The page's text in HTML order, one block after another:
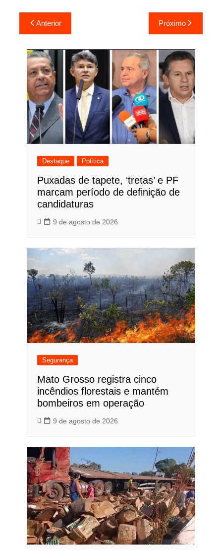
Navegação
de
Post
Anterior Próximo
Destaque Política
Puxadas de tapete, ‘tretas’ e PF
marcam período de definição de
candidaturas
9 de agosto de 2026
Segurança
Mato Grosso registra cinco
incêndios florestais e mantém
bombeiros em operação
9 de agosto de 2026